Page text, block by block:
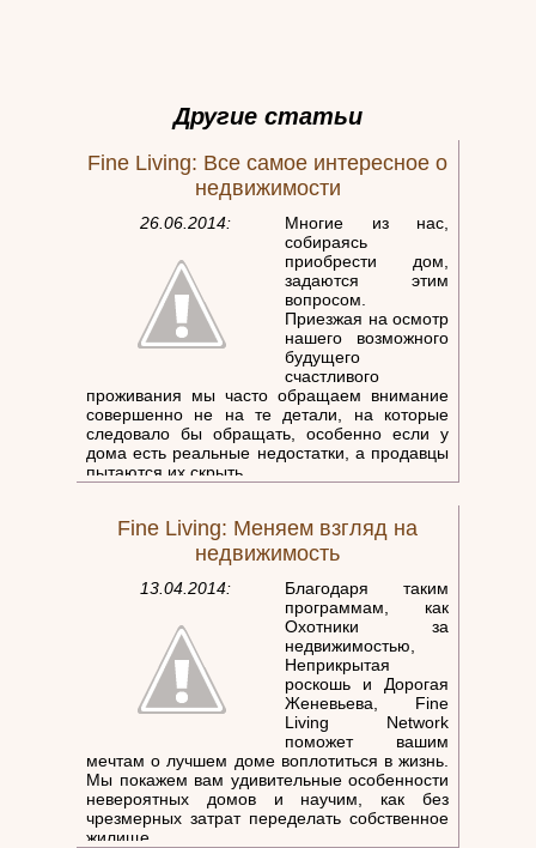
Другие статьи
Fine Living: Все самое интересное о
недвижимости
26.06.2014:
Многие из нас,
собираясь
приобрести дом,
задаются этим
вопросом.
Приезжая на осмотр
нашего возможного
будущего
счастливого
проживания мы часто обращаем внимание
совершенно не на те детали, на которые
следовало бы обращать, особенно если у
дома есть реальные недостатки, а продавцы
пытаются их скрыть.
ошибку всю жизнь? На что обращать
внимание, а что можно доделать самому? Об
этом и идёт речь в передаче "Охотники за
недвижимостью". Собственно, многие
передачи Fine Living расскажут о том, как
выбрать, cпроектировать, украсить или
отремонтировать дом!
Fine Living: Меняем взгляд на
недвижимость
13.04.2014:
Благодаря таким
программам, как
Охотники за
недвижимостью,
Неприкрытая
роскошь и Дорогая
Женевьева, Fine
Living Network
поможет вашим
мечтам о лучшем доме воплотиться в жизнь.
Мы покажем вам удивительные особенности
невероятных домов и научим, как без
чрезмерных затрат переделать собственное
жилище.